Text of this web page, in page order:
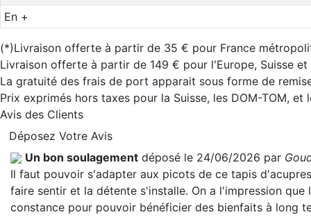
En +
(*)Livraison offerte à partir de 35 € pour France
Livraison offerte à partir de 149 € pour l'Europe, Suisse et
La gratuité des frais de port apparait sous forme de
Prix exprimés hors taxes pour la Suisse, les DOM-TOM,
Avis des Clients
Déposez Votre Avis
Un bon soulagement déposé le 24/06/2026 par
Il faut pouvoir s'adapter aux picots de ce tapis
faire sentir et la détente s'installe. On a l'impression
constance pour pouvoir bénéficier des bienfaits à long